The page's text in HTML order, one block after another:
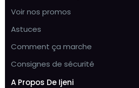
Voir nos promos
Astuces
Comment ça marche
Consignes de sécurité
A Propos De Ijeni